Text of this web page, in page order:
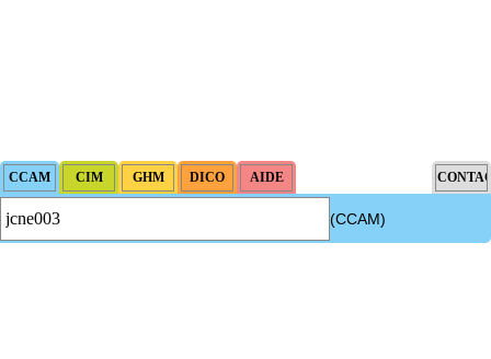
(CCAM)